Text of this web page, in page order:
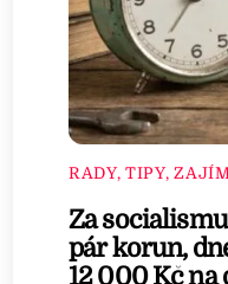
RADY, TIPY,
Za
pár korun,
12 000 Kč na